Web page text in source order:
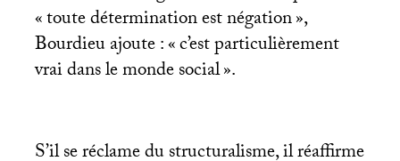
«toute détermination est négation»,
Bourdieu ajoute : «c’est particulièrement
vrai dans le monde social».
S’il se réclame du structuralisme, il réaffirme